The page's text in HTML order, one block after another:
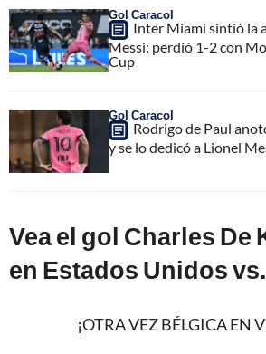
Gol Caracol
Inter Miami sintió la
Messi; perdió 1-2 con
Cup
Gol Caracol
Rodrigo de Paul
y se lo dedicó a Lionel
Vea el gol Charles De
en Estados Unidos
¡OTRA VEZ BÉLGICA EN